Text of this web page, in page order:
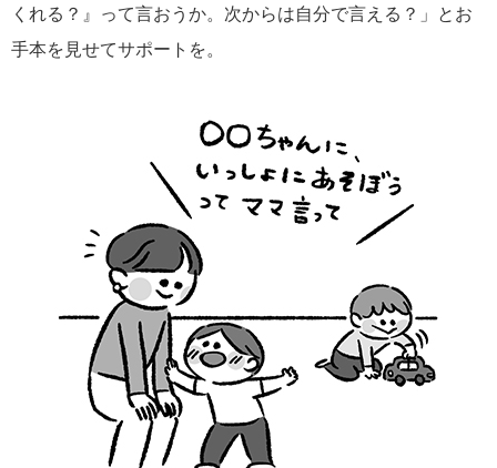
くれる？』って言おうか。次からは自分で言える？」とお
手本を見せてサポートを。